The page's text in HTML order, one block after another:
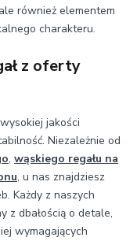
również elementem
charakteru.
z oferty
jakości
Niezależnie od
, wąskiego regału na
, u nas znajdziesz
Każdy z naszych
z dbałością o detale,
wymagających